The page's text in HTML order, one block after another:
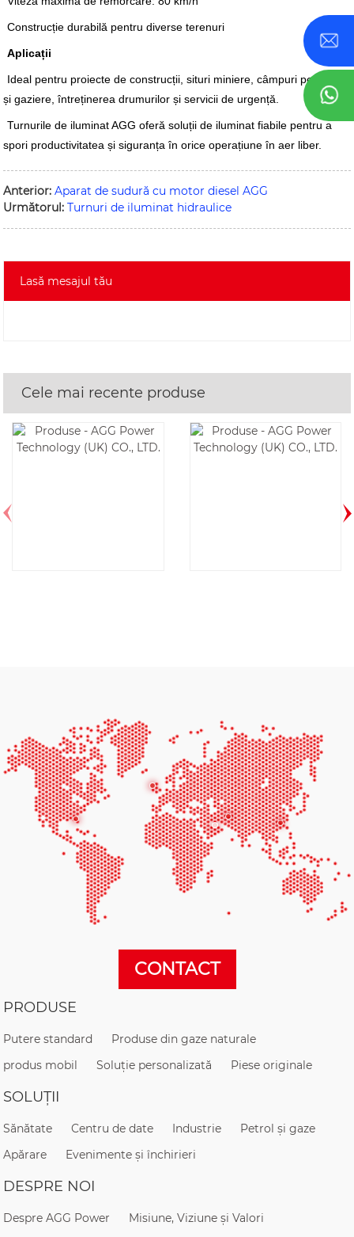
Construcție durabilă pentru diverse terenuri
Aplicații
Ideal pentru proiecte de construcții, situri miniere, câmpuri petroliere
și gaziere, întreținerea drumurilor și servicii de urgență.
Turnurile de iluminat AGG oferă soluții de iluminat fiabile pentru a
spori productivitatea și siguranța în orice operațiune în aer liber.
Anterior: Aparat de sudură cu motor diesel AGG
Următorul: Turnuri de iluminat hidraulice
Lasă mesajul tău
Cele mai recente produse
CONTACT
PRODUSE
Putere standard
Produse din gaze naturale
produs mobil
Soluție personalizată Piese originale
SOLUȚII
Sănătate Centru de date Industrie
Petrol și gaze
Apărare
Evenimente și închirieri
DESPRE NOI
Despre AGG Power
Misiune, Viziune și Valori